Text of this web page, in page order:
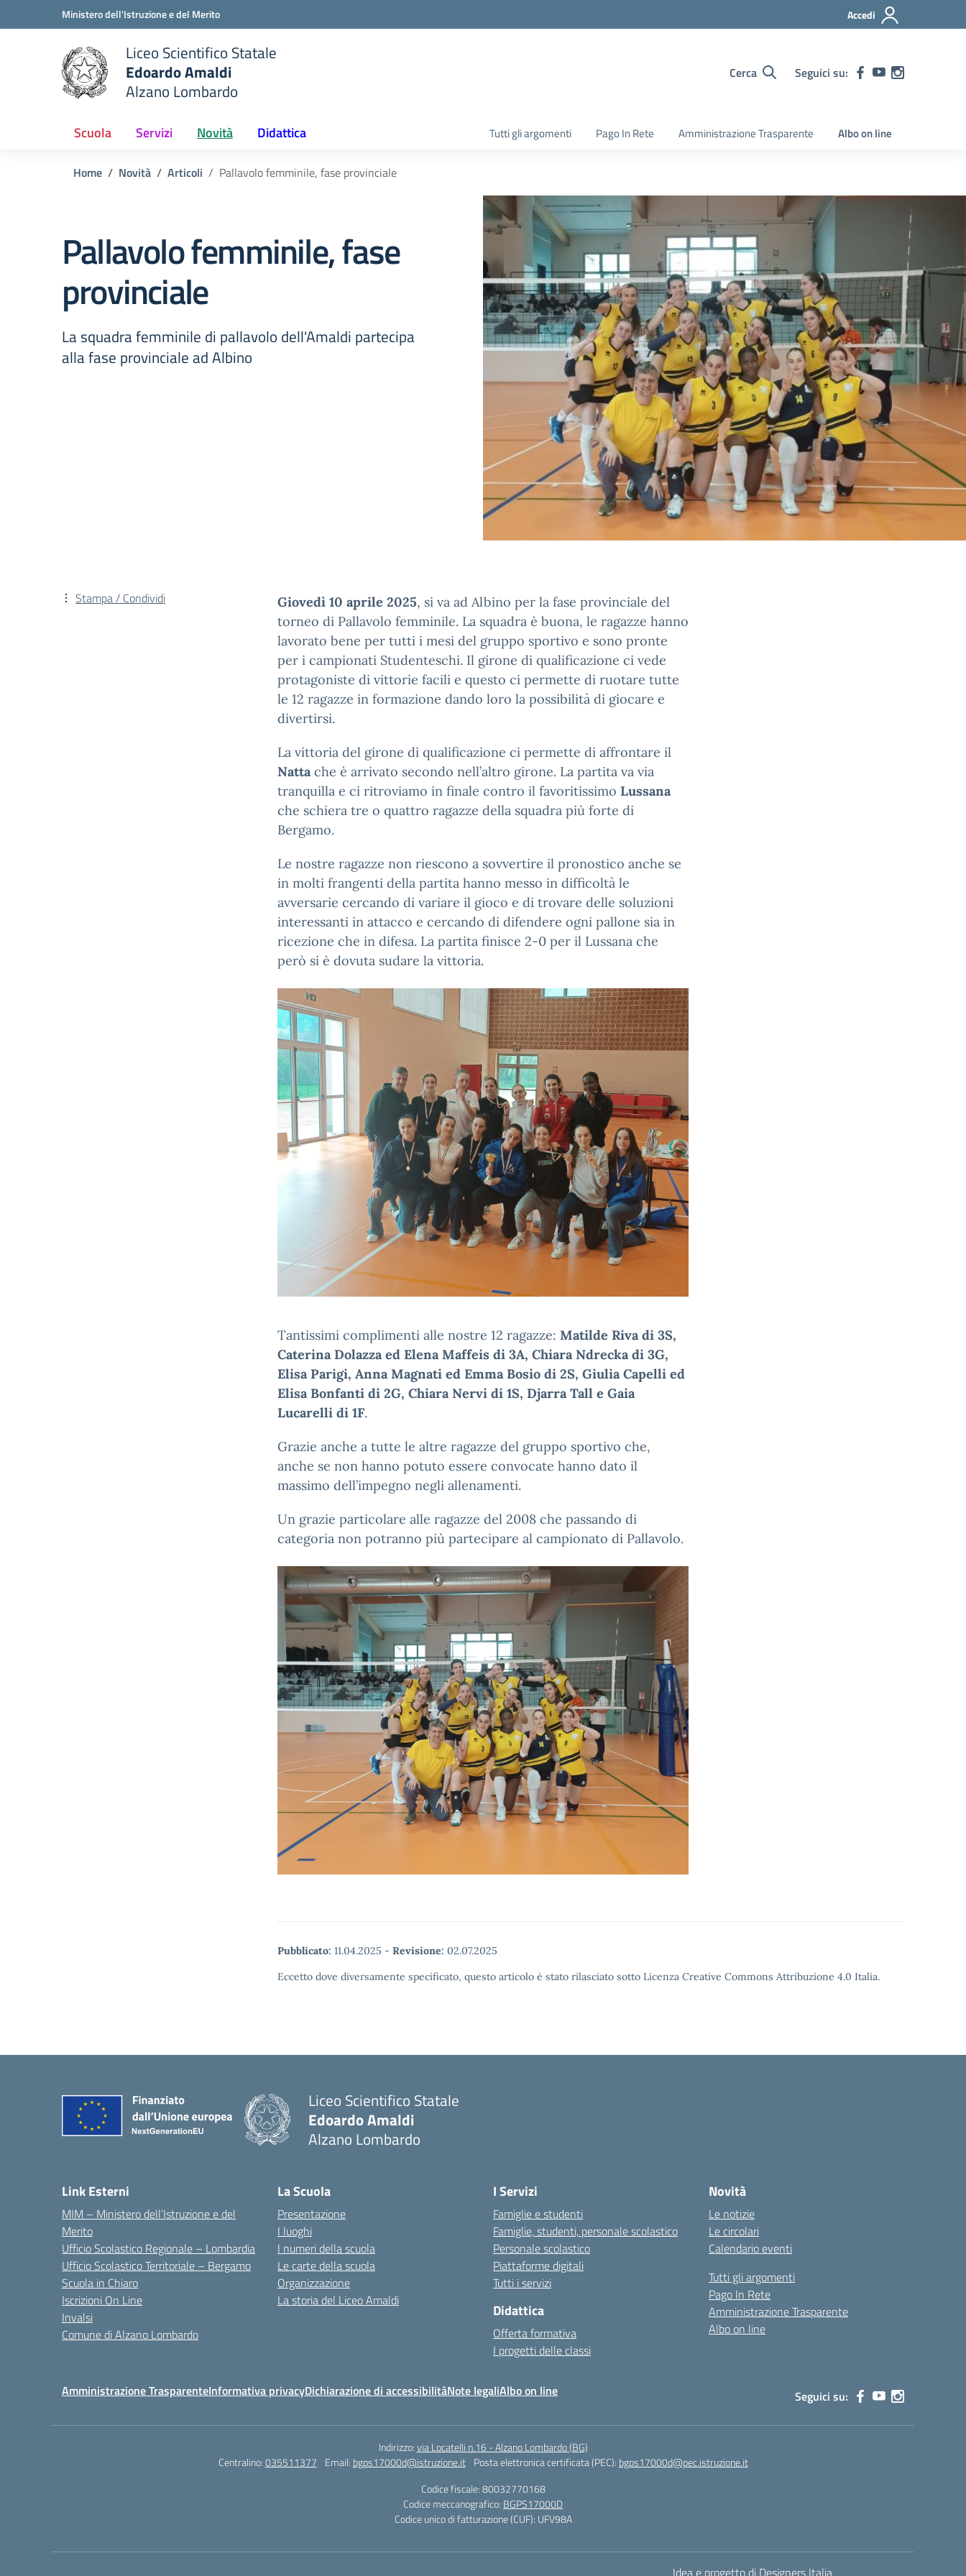
Vai ai contenuti
Vai al menu di navigazioneMinistero dell'Istruzione e del Merito Accedi
scuola
Liceo Scientifico Statale
Edoardo Amaldi
Alzano Lombardo
Cerca Seguici su:
Scuola Servizi Novità Didattica Tutti gli argomenti Pago In Rete Amministrazione Trasparente Albo on line
Home Novità Articoli Pallavolo femminile, fase provinciale
Pallavolo femminile, fase
provinciale
La squadra femminile di pallavolo dell'Amaldi partecipa
alla fase provinciale ad Albino
Giovedì 10 aprile 2025, si va ad Albino per la fase provinciale del
torneo di Pallavolo femminile. La squadra è buona, le ragazze hanno
lavorato bene per tutti i mesi del gruppo sportivo e sono pronte
per i campionati Studenteschi. Il girone di qualificazione ci vede
protagoniste di vittorie facili e questo ci permette di ruotare tutte
le 12 ragazze in formazione dando loro la possibilità di giocare e
divertirsi.
La vittoria del girone di qualificazione ci permette di affrontare il
Nattache è arrivato secondo nell’altro girone. La partita va via
tranquilla e ci ritroviamo in finale contro il favoritissimo Lussana
che schiera tre o quattro ragazze della squadra più forte di
Bergamo.
Le nostre ragazze non riescono a sovvertire il pronostico anche se
in molti frangenti della partita hanno messo in difficoltà le
avversarie cercando di variare il gioco e di trovare delle soluzioni
interessanti in attacco e cercando di difendere ogni pallone sia in
ricezione che in difesa. La partita finisce 2-0 per il Lussana che
però si è dovuta sudare la vittoria.
Tantissimi complimenti alle nostre 12 ragazze: Matilde Riva di 3S,
Caterina Dolazza ed Elena Maffeis di 3A, Chiara Ndrecka di 3G,
Elisa Parigi, Anna Magnati ed Emma Bosio di 2S, Giulia Capelli ed
Elisa Bonfanti di 2G, Chiara Nervi di 1S, Djarra Tall e Gaia
Lucarelli di 1F.
Grazie anche a tutte le altre ragazze del gruppo sportivo che,
anche se non hanno potuto essere convocate hanno dato il
massimo dell’impegno negli allenamenti.
Un grazie particolare alle ragazze del 2008 che passando di
categoria non potranno più partecipare al campionato di Pallavolo.
Pubblicato: 11.04.2025 - Revisione: 02.07.2025
Eccetto dove diversamente specificato, questo articolo è stato rilasciato sotto Licenza Creative Commons Attribuzione 4.0 Italia.
Stampa / Condividi
Liceo Scientifico Statale
Edoardo Amaldi
Alzano Lombardo
Link Esterni
MIM – Ministero dell’Istruzione e del
Merito
Ufficio Scolastico Regionale – Lombardia
Ufficio Scolastico Territoriale – Bergamo
Scuola in Chiaro
Iscrizioni On Line
Invalsi
Comune di Alzano Lombardo
La Scuola
Presentazione
I luoghi
I numeri della scuola
Le carte della scuola
Organizzazione
La storia del Liceo Amaldi
I Servizi
Famiglie e studenti
Famiglie, studenti, personale scolastico
Personale scolastico
Piattaforme digitali
Tutti i servizi
Didattica
Offerta formativa
I progetti delle classi
Novità
Le notizie
Le circolari
Calendario eventi
Tutti gli argomenti
Pago In Rete
Amministrazione Trasparente
Albo on line
Amministrazione TrasparenteInformativa privacyDichiarazione di accessibilitàNote legaliAlbo on line Seguici su:
Indirizzo:via Locatelli n.16 - Alzano Lombardo (BG)
Centralino:035511377 Email: bgps17000d@istruzione.it Posta elettronica certificata (PEC): bgps17000d@pec.istruzione.it
Codice fiscale: 80032770168
Codice meccanografico: BGPS17000D
Codice unico di fatturazione (CUF): UFV98A
Idea e progetto di Designers Italia